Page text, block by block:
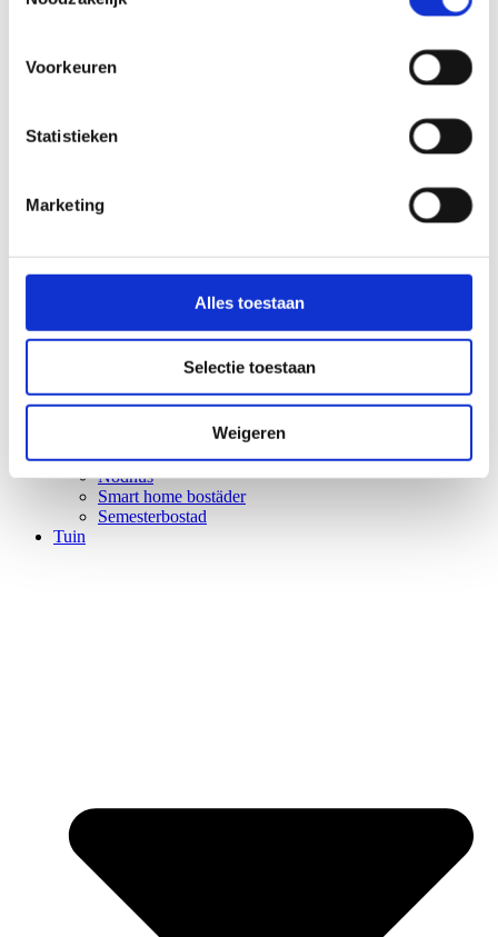
Voorkeuren
Statistieken
Marketing
Alles toestaan
Selectie toestaan
Weigeren
Mantel vårdhem
Nödhus
Smart home bostäder
Semesterbostad
Tuin